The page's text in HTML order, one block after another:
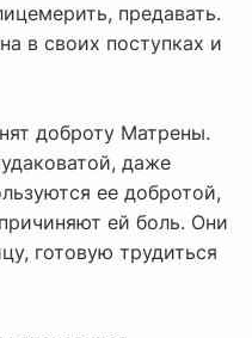
предавать.
в своих поступках и
доброту Матрены.
даже
ее добротой,
ей боль. Они
готовую трудиться